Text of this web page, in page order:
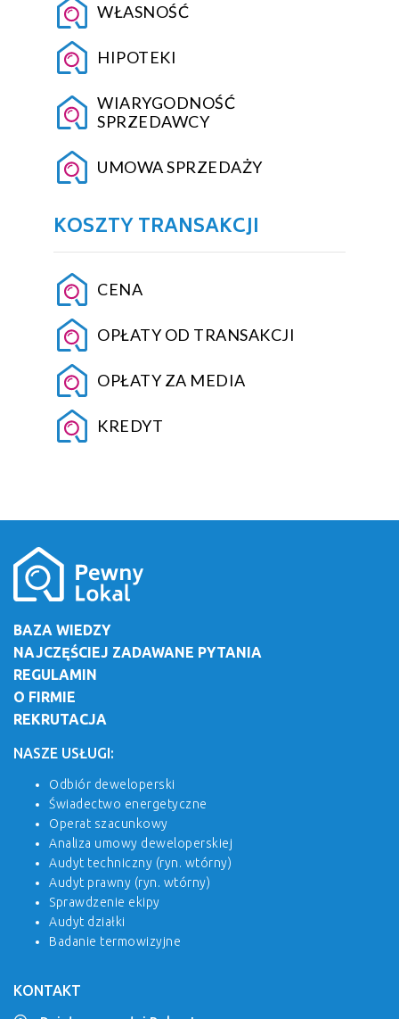
WŁASNOŚĆ
HIPOTEKI
WIARYGODNOŚĆ
SPRZEDAWCY
UMOWA SPRZEDAŻY
KOSZTY TRANSAKCJI
CENA
OPŁATY OD TRANSAKCJI
OPŁATY ZA MEDIA
KREDYT
BAZA WIEDZY
NAJCZĘŚCIEJ ZADAWANE PYTANIA
REGULAMIN
O FIRMIE
REKRUTACJA
NASZE USŁUGI:
Odbiór deweloperski
Świadectwo energetyczne
Operat szacunkowy
Analiza umowy deweloperskiej
Audyt techniczny (ryn. wtórny)
Audyt prawny (ryn. wtórny)
Sprawdzenie ekipy
Audyt działki
Badanie termowizyjne
KONTAKT